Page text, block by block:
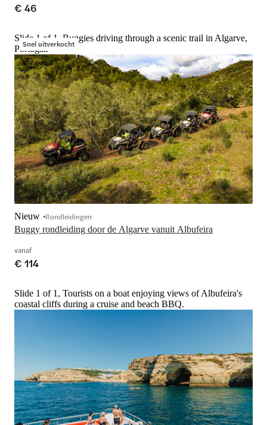
€ 46
Snel uitverkocht
Slide 1 of 1, Buggies driving through a scenic trail in Algarve,
Portugal.
Buggy rondleiding door de Algarve vanuit Albufeira
Nieuw Rondleidingen
vanaf
€ 114
Slide 1 of 1, Tourists on a boat enjoying views of Albufeira's
coastal cliffs during a cruise and beach BBQ.